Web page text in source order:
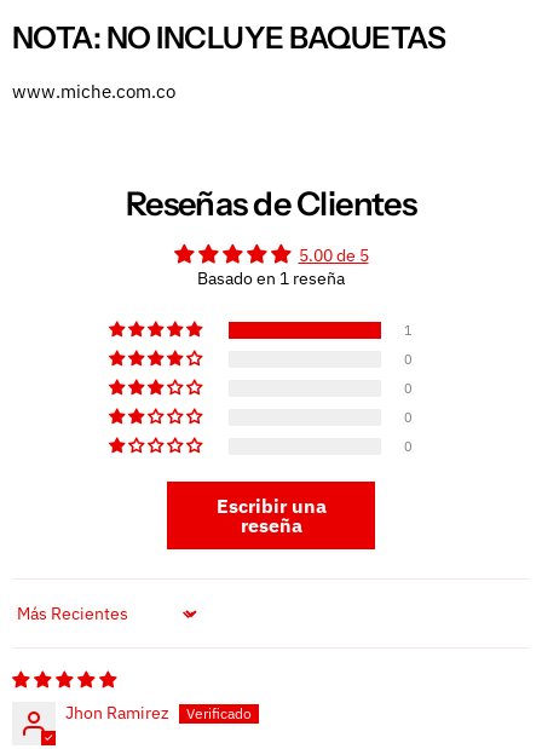
NOTA: NO INCLUYE BAQUETAS
www.miche.com.co
Reseñas de Clientes
5.00 de 5
Basado en 1 reseña
1
0
0
0
0
Escribir una
reseña
Sort by
Jhon Ramirez